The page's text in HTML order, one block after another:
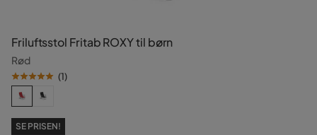
Friluftsstol Fritab ROXY til børn
Rød
(1)
SE PRISEN!